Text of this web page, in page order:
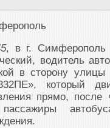
, в г. Симферополь
водитель
в сторону
который
прямо, после